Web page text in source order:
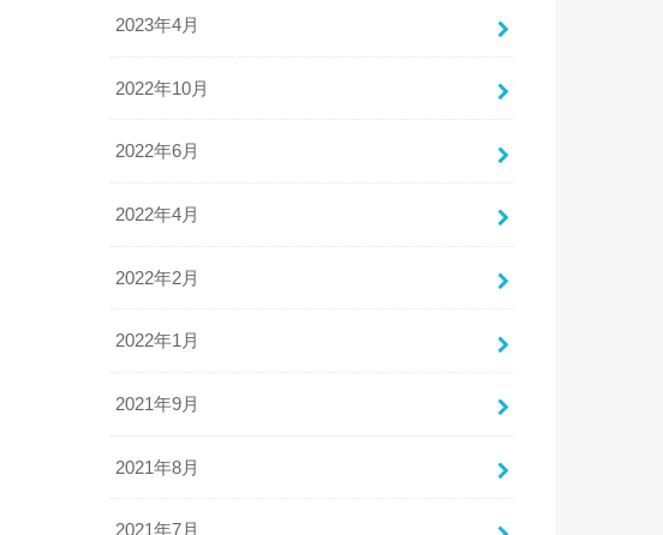
2023年4月
2022年10月
2022年6月
2022年4月
2022年2月
2022年1月
2021年9月
2021年8月
2021年7月